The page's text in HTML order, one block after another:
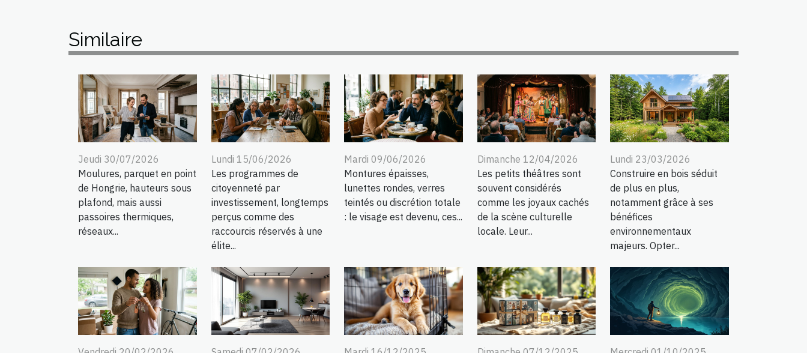
Similaire
Jeudi 30/07/2026
Moulures, parquet en point
de Hongrie, hauteurs sous
plafond, mais aussi
passoires thermiques,
réseaux...
Lundi 15/06/2026
Les programmes de
citoyenneté par
investissement, longtemps
perçus comme des
raccourcis réservés à une
élite...
Mardi 09/06/2026
Montures épaisses,
lunettes rondes, verres
teintés ou discrétion totale
: le visage est devenu, ces...
Dimanche 12/04/2026
Les petits théâtres sont
souvent considérés
comme les joyaux cachés
de la scène culturelle
locale. Leur...
Lundi 23/03/2026
Construire en bois séduit
de plus en plus,
notamment grâce à ses
bénéfices
environnementaux
majeurs. Opter...